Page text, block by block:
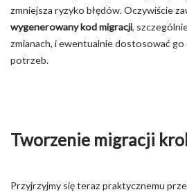
zmniejsza ryzyko błędów. Oczywiście
wygenerowany kod migracji,
zmianach, i ewentualnie dostosować
potrzeb.
Tworzenie migracji
Przyjrzyjmy się teraz praktycznemu